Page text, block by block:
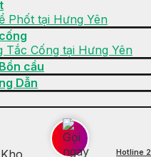
Phốt tại Hưng Yên
Tắc Cống tại Hưng Yên
cầu
Dẫn
Hotline 2